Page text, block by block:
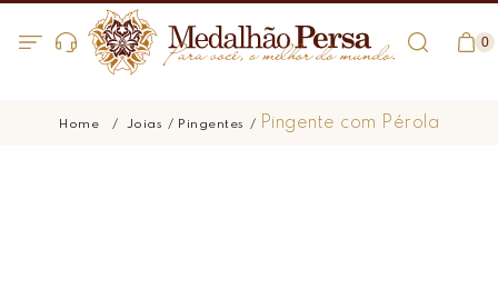
0
Joias Pingentes Pingente com Pérola